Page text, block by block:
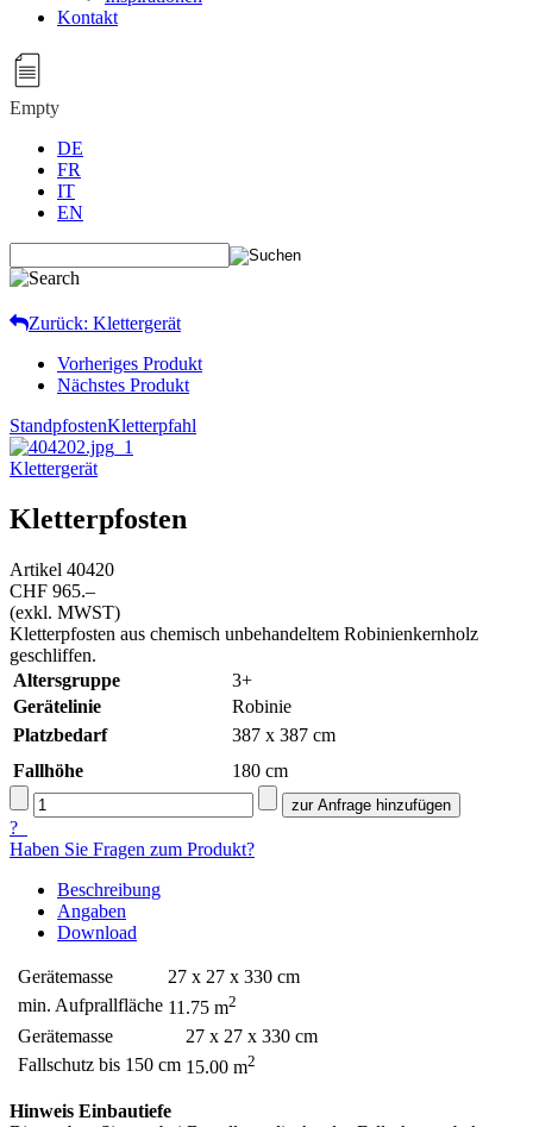
Kontakt
Empty
DE
FR
IT
EN
Zurück: Klettergerät
Vorheriges Produkt
Nächstes Produkt
StandpfostenKletterpfahl
Klettergerät
Kletterpfosten
Artikel 40420
CHF 965.–
(exkl. MWST)
Kletterpfosten aus chemisch unbehandeltem Robinienkernholz
geschliffen.
Altersgruppe
3+
Gerätelinie
Robinie
Platzbedarf
387 x 387 cm
Fallhöhe
180 cm
?
Haben Sie Fragen zum Produkt?
Beschreibung
Angaben
Download
Gerätemasse
27 x 27 x 330 cm
min. Aufprallfläche 11.75 m2
Gerätemasse
27 x 27 x 330 cm
Fallschutz bis 150 cm 15.00 m2
Hinweis Einbautiefe